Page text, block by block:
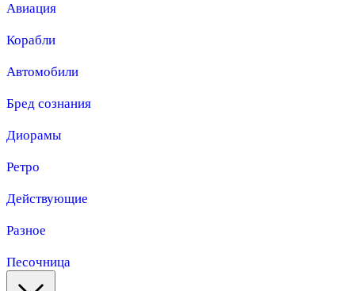
Авиация
Корабли
Автомобили
Бред сознания
Диорамы
Ретро
Действующие
Разное
Песочница